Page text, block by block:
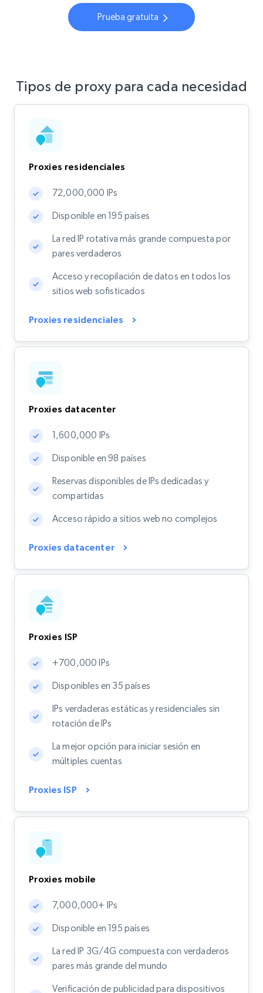
Prueba gratuita
Tipos de proxy para cada necesidad
Proxies residenciales
72,000,000 IPs
Disponible en 195 países
La red IP rotativa más grande compuesta por
pares verdaderos
Acceso y recopilación de datos en todos los
sitios web sofisticados
Proxies residenciales
Proxies datacenter
1,600,000 IPs
Disponible en 98 países
Reservas disponibles de IPs dedicadas y
compartidas
Acceso rápido a sitios web no complejos
Proxies datacenter
Proxies ISP
+700,000 IPs
Disponibles en 35 países
IPs verdaderas estáticas y residenciales sin
rotación de IPs
La mejor opción para iniciar sesión en
múltiples cuentas
Proxies ISP
Proxies mobile
7,000,000+ IPs
Disponible en 195 países
La red IP 3G/4G compuesta con verdaderos
pares más grande del mundo
Verificación de publicidad para dispositivos